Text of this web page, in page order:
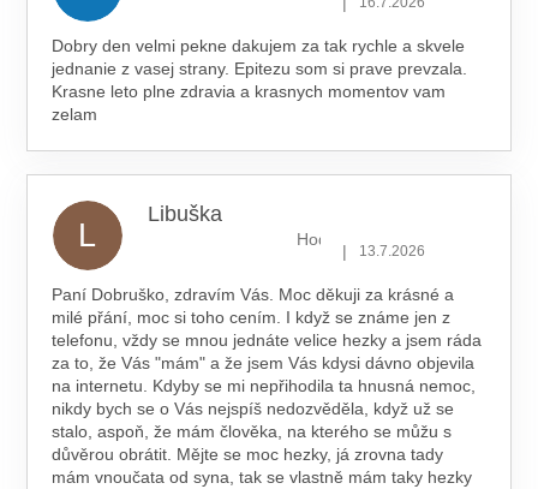
Dobry den velmi pekne dakujem za tak rychle a skvele
jednanie z vasej strany. Epitezu som si prave prevzala.
Krasne leto plne zdravia a krasnych momentov vam
zelam
L
Libuška
Hodnocení obchodu je 5 z 5
| 13.7.2026
Paní Dobruško, zdravím Vás. Moc děkuji za krásné a
milé přání, moc si toho cením. I když se známe jen z
telefonu, vždy se mnou jednáte velice hezky a jsem ráda
za to, že Vás "mám" a že jsem Vás kdysi dávno objevila
na internetu. Kdyby se mi nepřihodila ta hnusná nemoc,
nikdy bych se o Vás nejspíš nedozvěděla, když už se
stalo, aspoň, že mám člověka, na kterého se můžu s
důvěrou obrátit. Mějte se moc hezky, já zrovna tady
mám vnoučata od syna, tak se vlastně mám taky hezky